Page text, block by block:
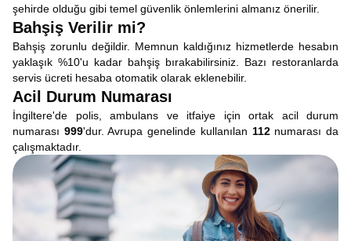
şehirde olduğu gibi temel güvenlik önlemlerini almanız önerilir.
Bahşiş Verilir mi?
Bahşiş zorunlu değildir. Memnun kaldığınız hizmetlerde hesabın
yaklaşık %10'u kadar bahşiş bırakabilirsiniz. Bazı restoranlarda
servis ücreti hesaba otomatik olarak eklenebilir.
Acil Durum Numarası
İngiltere'de polis, ambulans ve itfaiye için ortak acil durum
numarası 999'dur. Avrupa genelinde kullanılan 112numarası da
çalışmaktadır.